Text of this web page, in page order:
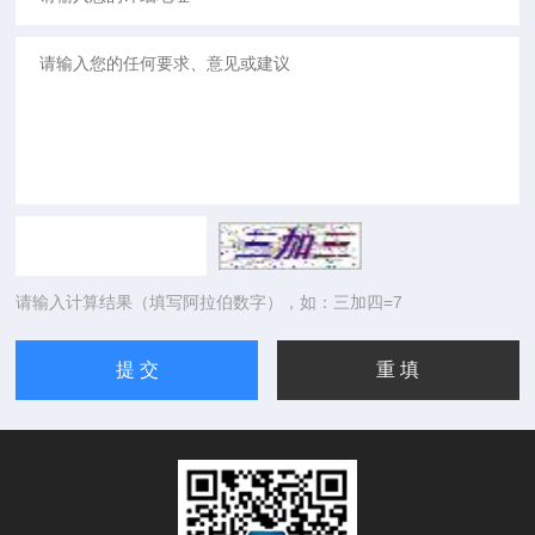
请输入计算结果（填写阿拉伯数字），如：三加四=7